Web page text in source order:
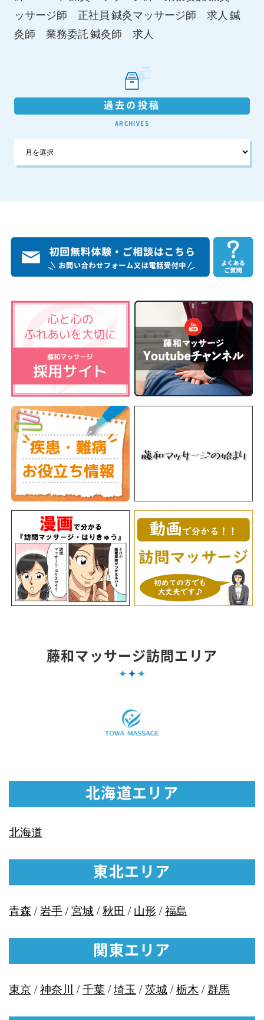
ッサージ師 正社員 鍼灸マッサージ師 求人 鍼
灸師 業務委託鍼灸師 求人
過去の投稿
ARCHIVES
藤和マッサージ訪問エリア
北海道エリア
北海道
東北エリア
青森 /岩手/宮城/秋田 /山形 /福島
関東エリア
東京/神奈川 /千葉/埼玉 /茨城/栃木 /群馬